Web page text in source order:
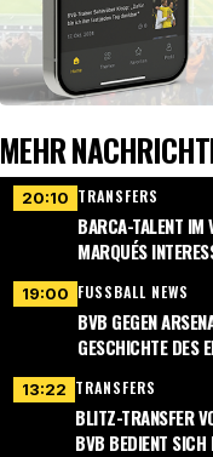
MEHR
20:10 TRANSFERS
BARCA-TALENT
MARQUÉS
19:00 FUSSBALL NEWS
BVB GEGEN
GESCHICHTE DES
13:22 TRANSFERS
BLITZ-TRANSFER
BVB BEDIENT SICH